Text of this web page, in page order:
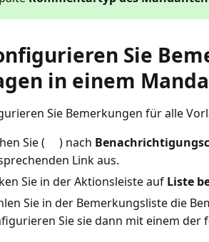
Sie
in einem
Sie Bemerkungen für alle
Sie (
) nach
Link aus.
Sie in der Aktionsleiste auf Liste
Sie in der Bemerkungsliste die
Sie sie dann mit einem der